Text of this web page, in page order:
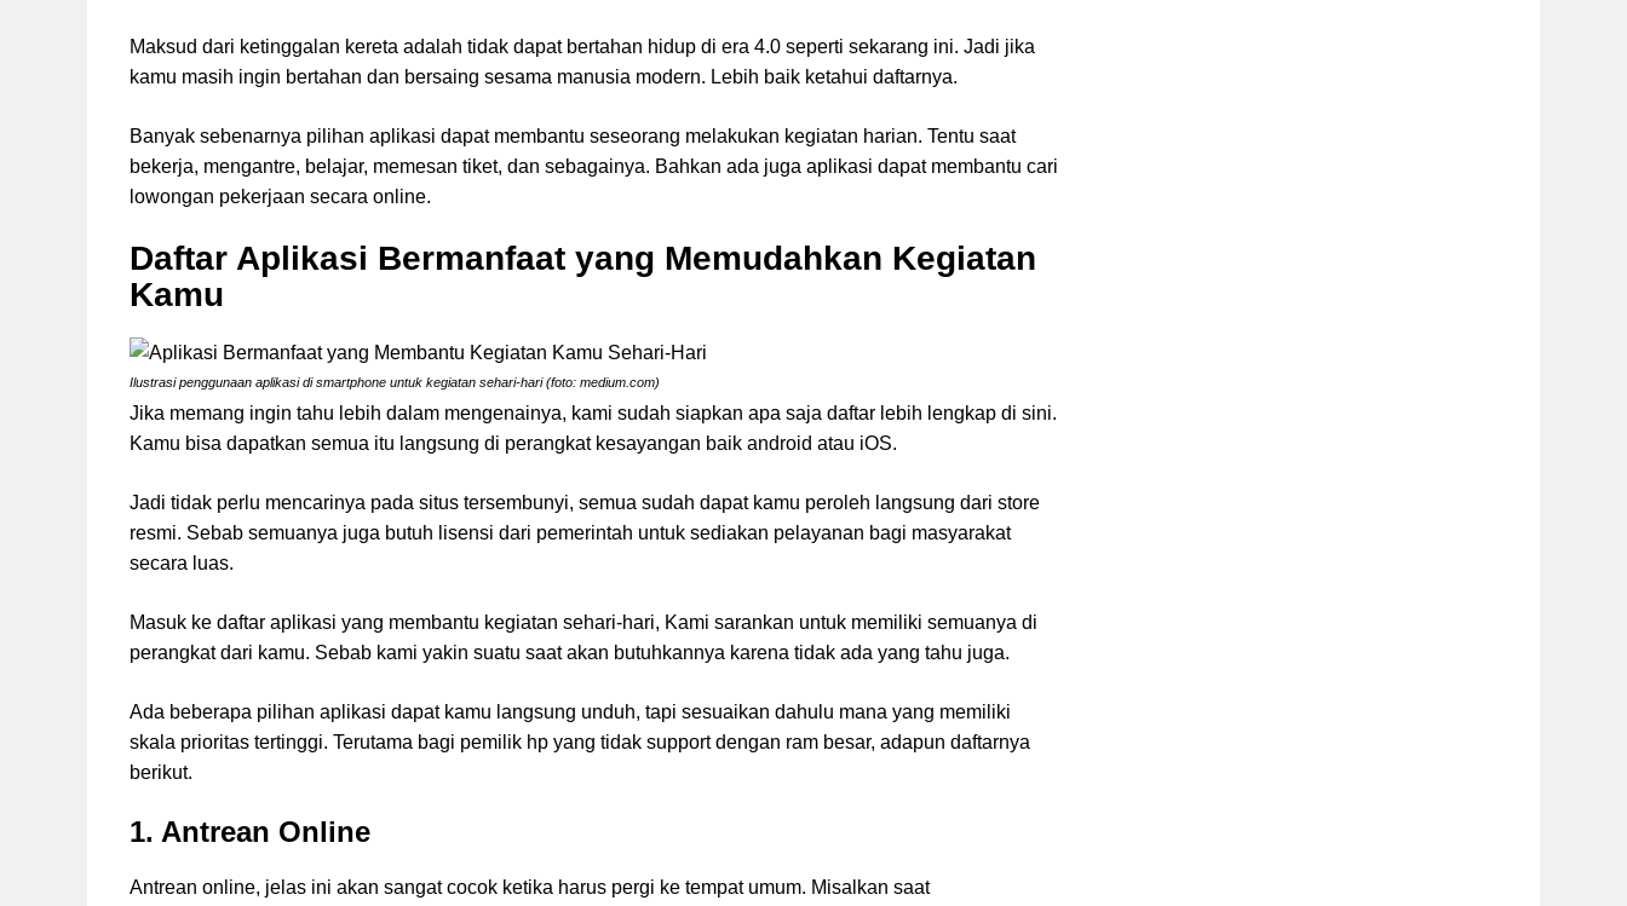
Maksud dari ketinggalan kereta adalah tidak dapat bertahan hidup di era 4.0 seperti sekarang ini. Jadi jika
kamu masih ingin bertahan dan bersaing sesama manusia modern. Lebih baik ketahui daftarnya.
Banyak sebenarnya pilihan aplikasi dapat membantu seseorang melakukan kegiatan harian. Tentu saat
bekerja, mengantre, belajar, memesan tiket, dan sebagainya. Bahkan ada juga aplikasi dapat membantu cari
lowongan pekerjaan secara online.
Daftar Aplikasi Bermanfaat yang Memudahkan Kegiatan
Kamu
Ilustrasi penggunaan aplikasi di smartphone untuk kegiatan sehari-hari (foto: medium.com)
Jika memang ingin tahu lebih dalam mengenainya, kami sudah siapkan apa saja daftar lebih lengkap di sini.
Kamu bisa dapatkan semua itu langsung di perangkat kesayangan baik android atau iOS.
Jadi tidak perlu mencarinya pada situs tersembunyi, semua sudah dapat kamu peroleh langsung dari store
resmi. Sebab semuanya juga butuh lisensi dari pemerintah untuk sediakan pelayanan bagi masyarakat
secara luas.
Masuk ke daftar aplikasi yang membantu kegiatan sehari-hari, Kami sarankan untuk memiliki semuanya di
perangkat dari kamu. Sebab kami yakin suatu saat akan butuhkannya karena tidak ada yang tahu juga.
Ada beberapa pilihan aplikasi dapat kamu langsung unduh, tapi sesuaikan dahulu mana yang memiliki
skala prioritas tertinggi. Terutama bagi pemilik hp yang tidak support dengan ram besar, adapun daftarnya
berikut.
1. Antrean Online
Antrean online, jelas ini akan sangat cocok ketika harus pergi ke tempat umum. Misalkan saat